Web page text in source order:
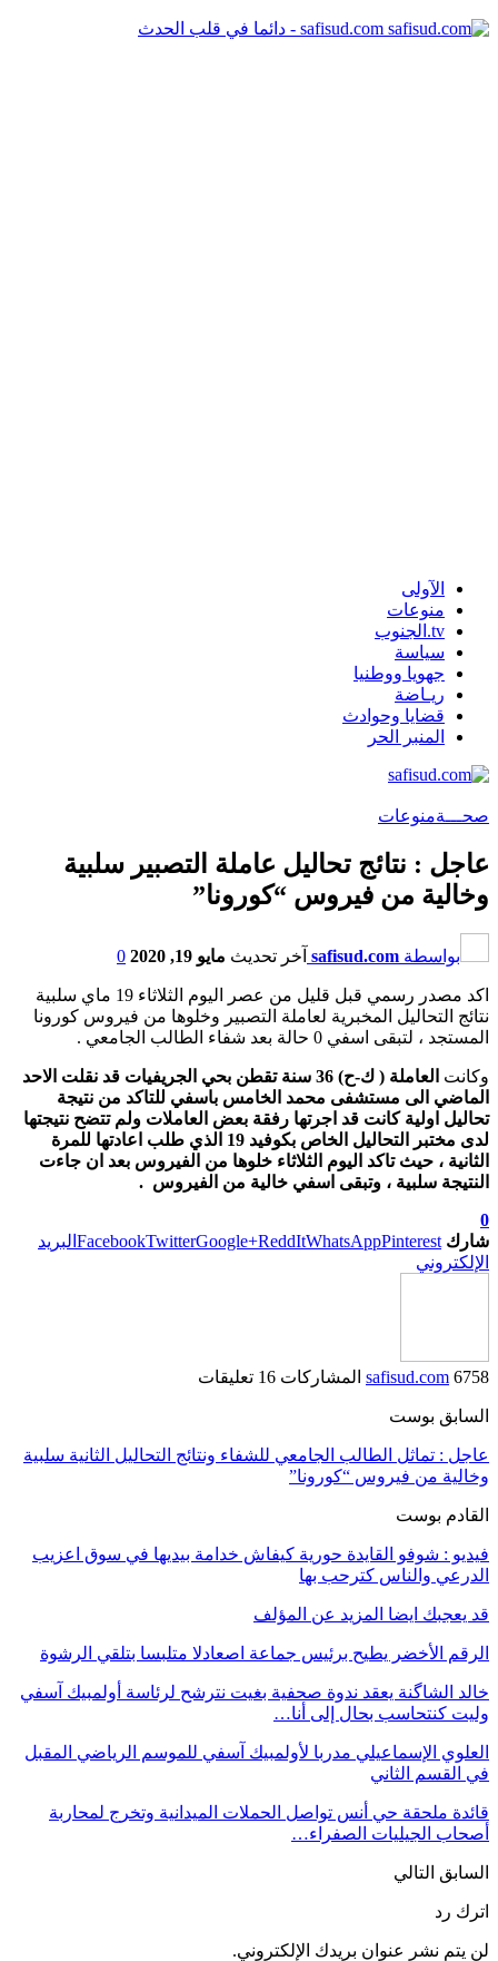
safisud.com - دائما في قلب الحدث
الآولى
منوعات
tv.الجنوب
سياسة
جهويا ووطنيا
ريـاضة
قضايا وحوادث
المنبر الحر
صحـــةمنوعات
عاجل : نتائج تحاليل عاملة التصبير سلبية
وخالية من فيروس “كورونا”
بواسطة safisud.com آخر تحديث مايو 19, 2020 0
اكد مصدر رسمي قبل قليل من عصر اليوم الثلاثاء 19 ماي سلبية
نتائج التحاليل المخبرية لعاملة التصبير وخلوها من فيروس كورونا
المستجد ، لتبقى اسفي 0 حالة بعد شفاء الطالب الجامعي .
وكانت
العاملة ( ك-ح) 36 سنة تقطن بحي الجريفيات قد نقلت الاحد
الماضي الى مستشفى محمد الخامس باسفي للتاكد من نتيجة
تحاليل اولية كانت قد اجرتها رفقة بعض العاملات ولم تتضح نتيجتها
لدى مختبر التحاليل الخاص بكوفيد 19 الذي طلب اعادتها للمرة
الثانية ، حيث تاكد اليوم الثلاثاء خلوها من الفيروس بعد ان جاءت
النتيجة سلبية ، وتبقى اسفي خالية من الفيروس .
0
شارك
FacebookTwitterGoogle+ReddItWhatsAppPinterest
البريد
الإلكتروني
safisud.com 6758 المشاركات 16 تعليقات
السابق بوست
عاجل : تماثل الطالب الجامعي للشفاء ونتائج التحاليل الثانية سلبية
وخالية من فيروس “كورونا”
القادم بوست
فيديو : شوفو القايدة حورية كيفاش خدامة بيديها في سوق اعزيب
الدرعي والناس كترحب بها
قد يعجبك ايضا المزيد عن المؤلف
الرقم الأخضر يطيح برئيس جماعة اصعادلا متلبسا بتلقي الرشوة
خالد الشاگنة يعقد ندوة صحفية بغيت نترشح لرئاسة أولمبيك آسفي
وليت كنتحاسب بحال إلى أنا…
العلوي الإسماعيلي مدربا لأولمبيك آسفي للموسم الرياضي المقبل
في القسم الثاني
قائدة ملحقة حي أنس تواصل الحملات الميدانية وتخرج لمحاربة
أصحاب الجيليات الصفراء…
السابق التالي
اترك رد
لن يتم نشر عنوان بريدك الإلكتروني.